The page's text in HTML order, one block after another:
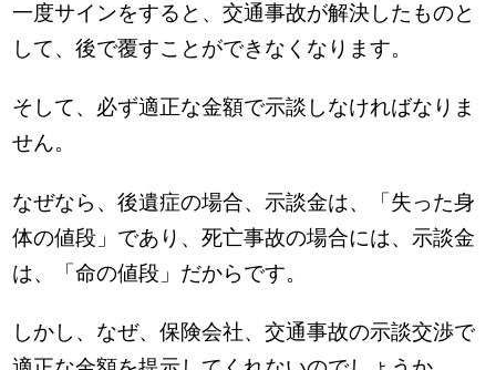
一度サインをすると、交通事故が解決したものと
して、後で覆すことができなくなります。
そして、必ず適正な金額で示談しなければなりま
せん。
なぜなら、後遺症の場合、示談金は、「失った身
体の値段」であり、死亡事故の場合には、示談金
は、「命の値段」だからです。
しかし、なぜ、保険会社、交通事故の示談交渉で